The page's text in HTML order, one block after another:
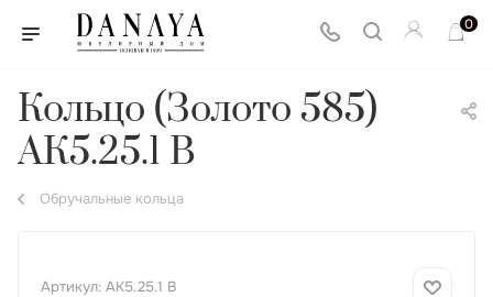
0
Кольцо (Золото 585)
АК5.25.1 В
Обручальные кольца
Артикул: АК5.25.1 В